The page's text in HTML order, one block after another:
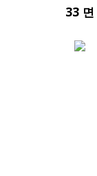
33 면